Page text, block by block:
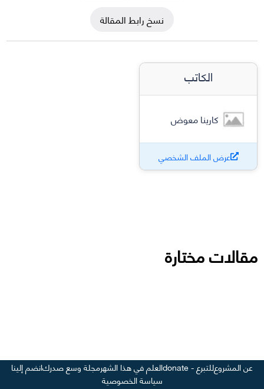
نسخ رابط المقالة
الكاتب
كارينا معوض
عرض الملف الشخصي
مقالات مختارة
عن المشروعللتبرع - donate العلم في هذا الشهرمجلة وسع صدركانضم إلينا
سياسة الخصوصية